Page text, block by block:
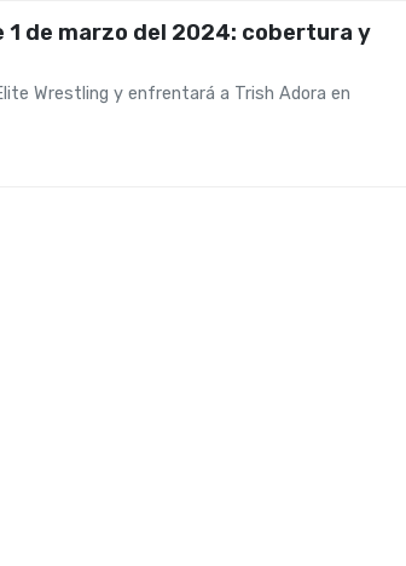
1 de marzo del 2024: cobertura y
Wrestling y enfrentará a Trish Adora en